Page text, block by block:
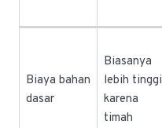
Biaya bahan
dasar
Biasanya
lebih tinggi
karena
timah